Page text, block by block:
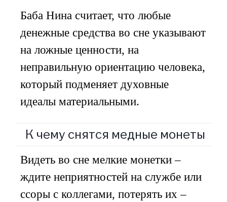
Баба Нина считает, что любые
денежные средства во сне указывают
на ложные ценности, на
неправильную ориентацию человека,
который подменяет духовные
идеалы материальными.
К чему снятся медные монеты
Видеть во сне мелкие монетки –
ждите неприятностей на службе или
ссоры с коллегами, потерять их –